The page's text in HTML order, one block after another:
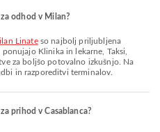
odhod v Milan?
Linateso najbolj priljubljena
Klinika in lekarne, Taksi,
za boljšo potovalno izkušnjo. Na
in razporeditvi terminalov.
prihod v Casablanca?